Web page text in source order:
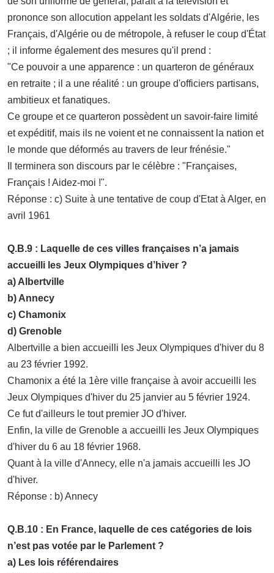
prononce son allocution appelant les soldats d'Algérie, les
Français, d'Algérie ou de métropole, à refuser le coup d'État
; il informe également des mesures qu'il prend :
"Ce pouvoir a une apparence : un quarteron de généraux
en retraite ; il a une réalité : un groupe d'officiers partisans,
ambitieux et fanatiques.
Ce groupe et ce quarteron possèdent un savoir-faire limité
et expéditif, mais ils ne voient et ne connaissent la nation et
le monde que déformés au travers de leur frénésie."
Il terminera son discours par le célèbre : "Françaises,
Français ! Aidez-moi !".
Réponse : c) Suite à une tentative de coup d'Etat à Alger, en
avril 1961
Q.B.9 : Laquelle de ces villes françaises n’a jamais
accueilli les Jeux Olympiques d’hiver ?
a) Albertville
b) Annecy
c) Chamonix
d) Grenoble
Albertville a bien accueilli les Jeux Olympiques d'hiver du 8
au 23 février 1992.
Chamonix a été la 1ère ville française à avoir accueilli les
Jeux Olympiques d'hiver du 25 janvier au 5 février 1924.
Ce fut d'ailleurs le tout premier JO d'hiver.
Enfin, la ville de Grenoble a accueilli les Jeux Olympiques
d'hiver du 6 au 18 février 1968.
Quant à la ville d'Annecy, elle n'a jamais accueilli les JO
d'hiver.
Réponse : b) Annecy
Q.B.10 : En France, laquelle de ces catégories de lois
n’est pas votée par le Parlement ?
a) Les lois référendaires